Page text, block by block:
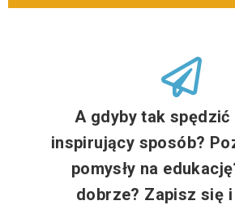
A gdyby tak spędzić
inspirujący sposób?
pomysły na
dobrze? Zapisz się